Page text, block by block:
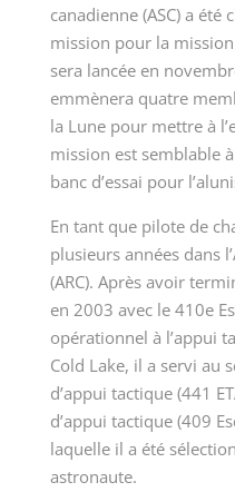
canadienne (ASC) a
mission pour la
sera lancée en
emmènera quatre
la Lune pour mettre à
mission est semblable
banc d’essai pour
En tant que pilote de
plusieurs années dans
(ARC). Après avoir
en 2003 avec le 410e
opérationnel à l’appui
Cold Lake, il a servi au
d’appui tactique (441
d’appui tactique (409
laquelle il a été
astronaute.